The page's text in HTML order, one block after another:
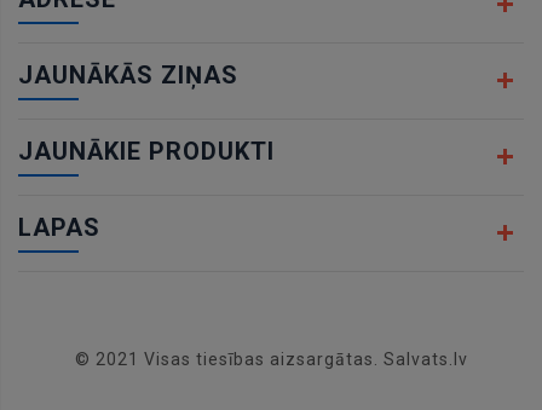
JAUNĀKĀS ZIŅAS
JAUNĀKIE PRODUKTI
LAPAS
© 2021 Visas tiesības aizsargātas. Salvats.lv